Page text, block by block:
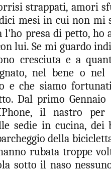
strappati, amori
mesi in cui non mi
l'ho presa di petto,
lui. Se mi guardo
cresciuta e a
nel bene o
e che siamo
Dal primo Gennaio
il nastro
sedie in cucina,
della
rubata troppe
sotto il naso